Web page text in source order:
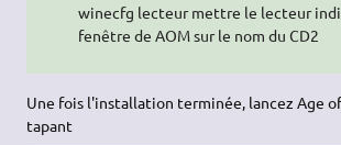
winecfg lecteur mettre le lecteur
fenêtre de AOM sur le nom du CD2
Une fois l'installation terminée, lancez Age
tapant